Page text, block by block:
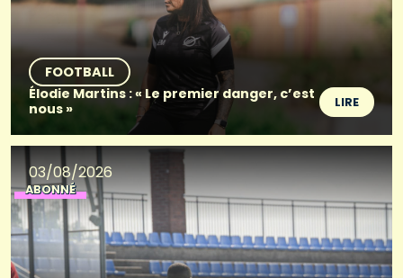
FOOTBALL
Élodie Martins : « Le premier danger, c’est
nous »
LIRE
03/08/2026
ABONNÉ